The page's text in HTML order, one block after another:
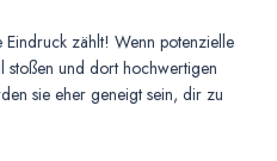
zählt! Wenn potenzielle
und dort hochwertigen
sie eher geneigt sein, dir zu